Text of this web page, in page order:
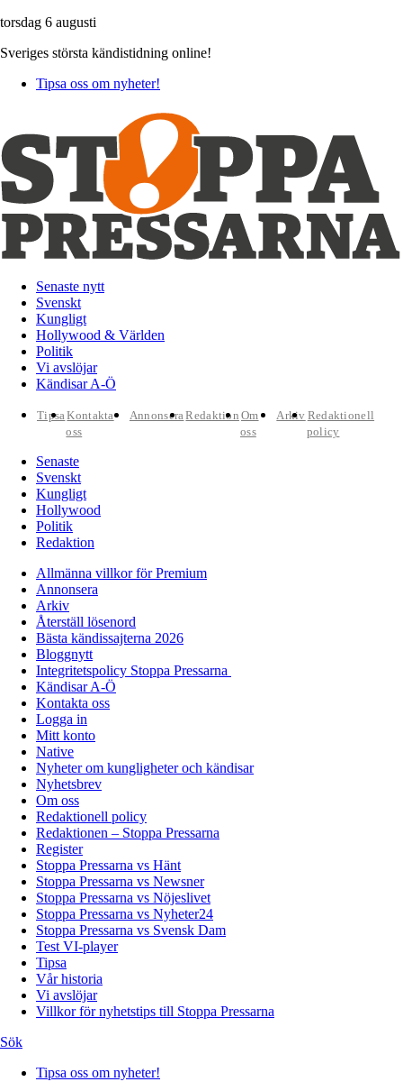
torsdag 6 augusti
Sveriges största kändistidning online!
Tipsa oss om nyheter!
Senaste nytt
Svenskt
Kungligt
Hollywood & Världen
Politik
Vi avslöjar
Kändisar A-Ö
TipsaKontakta
oss
AnnonseraRedaktion Om
oss
Arkiv Redaktionell
policy
Senaste
Svenskt
Kungligt
Hollywood
Politik
Redaktion
Allmänna villkor för Premium
Annonsera
Arkiv
Återställ lösenord
Bästa kändissajterna 2026
Bloggnytt
Integritetspolicy Stoppa Pressarna
Kändisar A-Ö
Kontakta oss
Logga in
Mitt konto
Native
Nyheter om kungligheter och kändisar
Nyhetsbrev
Om oss
Redaktionell policy
Redaktionen – Stoppa Pressarna
Register
Stoppa Pressarna vs Hänt
Stoppa Pressarna vs Newsner
Stoppa Pressarna vs Nöjeslivet
Stoppa Pressarna vs Nyheter24
Stoppa Pressarna vs Svensk Dam
Test VI-player
Tipsa
Vår historia
Vi avslöjar
Villkor för nyhetstips till Stoppa Pressarna
Sök
Tipsa oss om nyheter!